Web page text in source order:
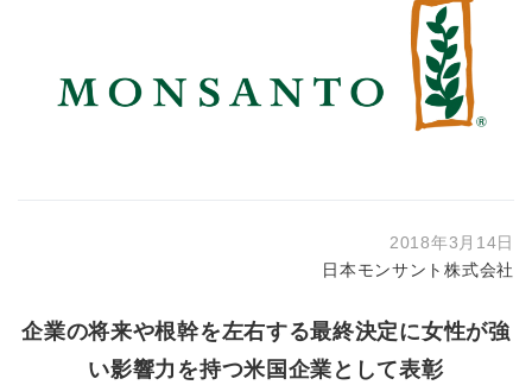
2018年3月14日
日本モンサント株式会社
企業の将来や根幹を左右する最終決定に女性が強
い影響力を持つ米国企業として表彰